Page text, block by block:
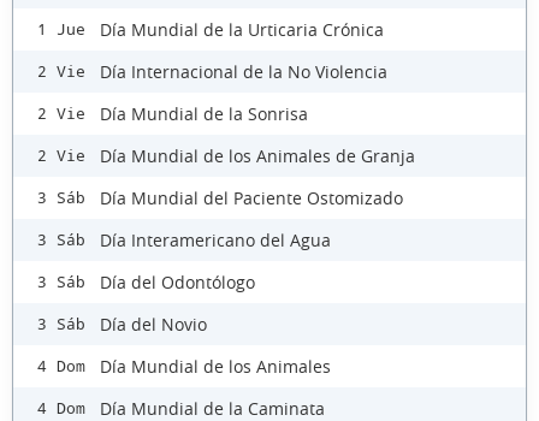
1 Jue Día Mundial de la Urticaria Crónica
2 Vie Día Internacional de la No Violencia
2 Vie Día Mundial de la Sonrisa
2 Vie Día Mundial de los Animales de Granja
3 Sáb Día Mundial del Paciente Ostomizado
3 Sáb Día Interamericano del Agua
3 Sáb Día del Odontólogo
3 Sáb Día del Novio
4 Dom Día Mundial de los Animales
4 Dom Día Mundial de la Caminata